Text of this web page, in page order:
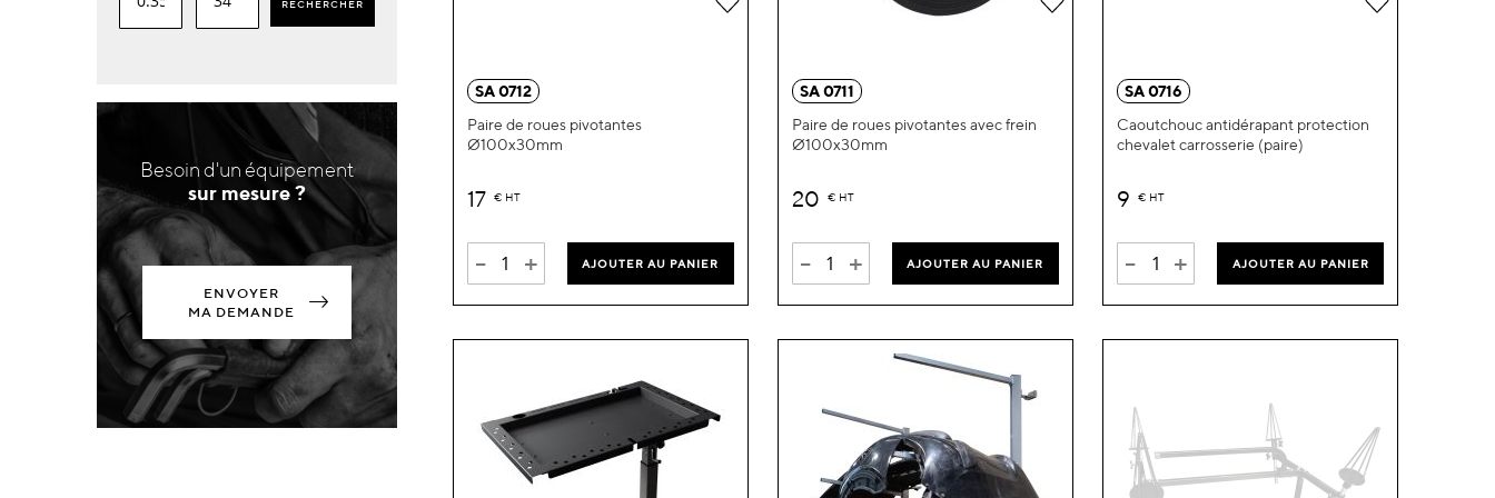
SA 0712
Paire de roues pivotantes
Ø100x30mm
17 € HT
- + AJOUTER AU PANIER
SA 0711
Paire de roues pivotantes avec frein
Ø100x30mm
20 € HT
- + AJOUTER AU PANIER
SA 0716
Caoutchouc antidérapant protection
chevalet carrosserie (paire)
9 € HT
- + AJOUTER AU PANIER
RECHERCHER
Besoin d'un équipement
sur mesure ?
ENVOYER
MA DEMANDE